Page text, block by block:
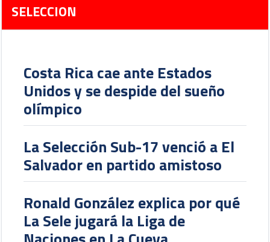
SELECCION
Costa Rica cae ante Estados
Unidos y se despide del sueño
olímpico
La Selección Sub-17 venció a El
Salvador en partido amistoso
Ronald González explica por qué
La Sele jugará la Liga de